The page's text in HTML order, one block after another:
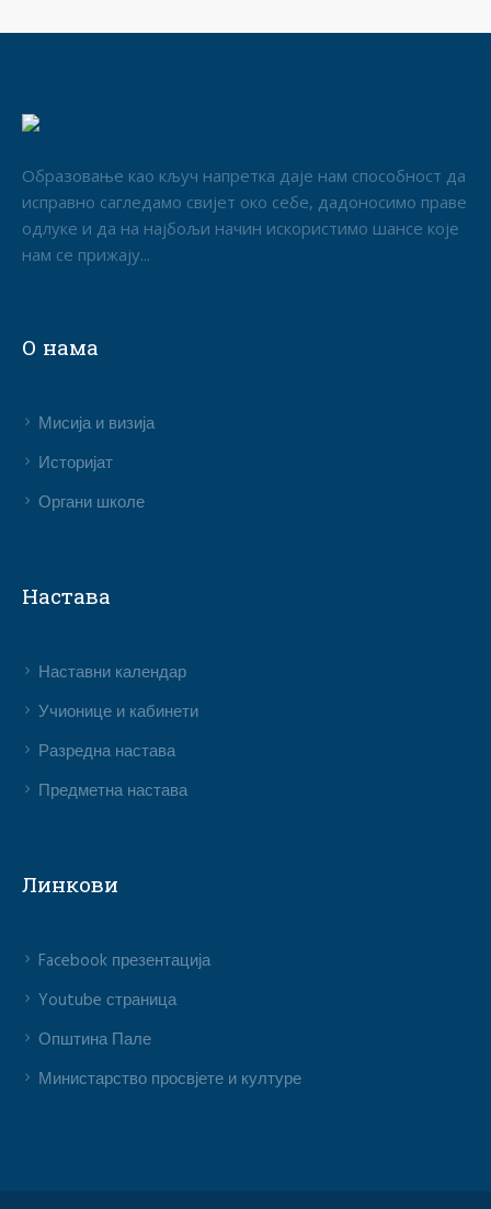
Образовање као кључ напретка даје нам способност да
исправно сагледамо свијет око себе, дадоносимо праве
одлуке и да на најбољи начин искористимо шансе које
нам се прижају...
О нама
Мисија и визија
Историјат
Органи школе
Настава
Наставни календар
Учионице и кабинети
Разредна настава
Предметна настава
Линкови
Facebook презентација
Youtube страница
Општина Пале
Министарство просвјете и културе